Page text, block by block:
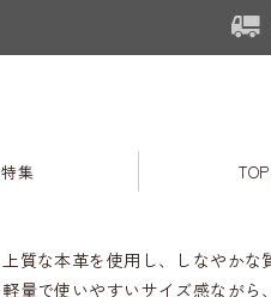
特集
上質な本革を使用し、しなやかな
軽量で使いやすいサイズ感ながら